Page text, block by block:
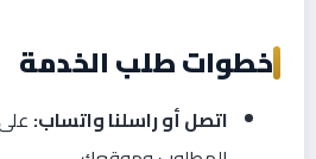
خطوات طلب الخدمة
اتصل أو راسلنا واتساب: